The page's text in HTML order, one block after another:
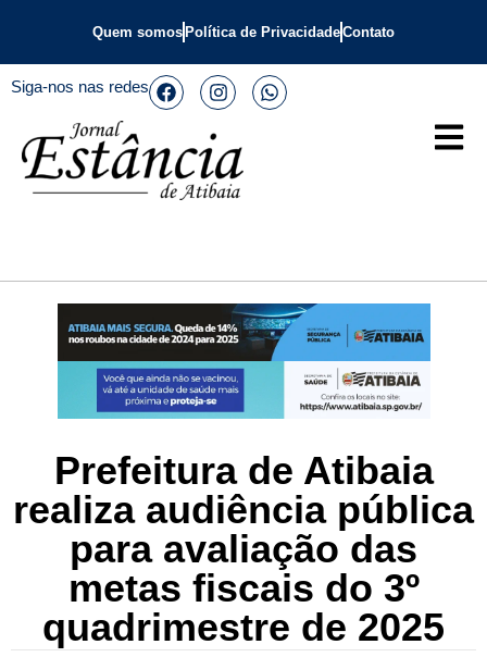
Quem somos Política de PrivacidadeContato
Siga-nos nas redes
Prefeitura de Atibaia
realiza audiência pública
para avaliação das
metas fiscais do 3º
quadrimestre de 2025